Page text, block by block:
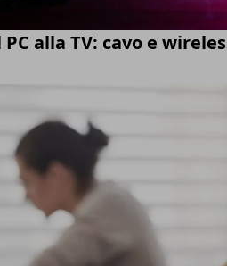
alla TV: cavo e